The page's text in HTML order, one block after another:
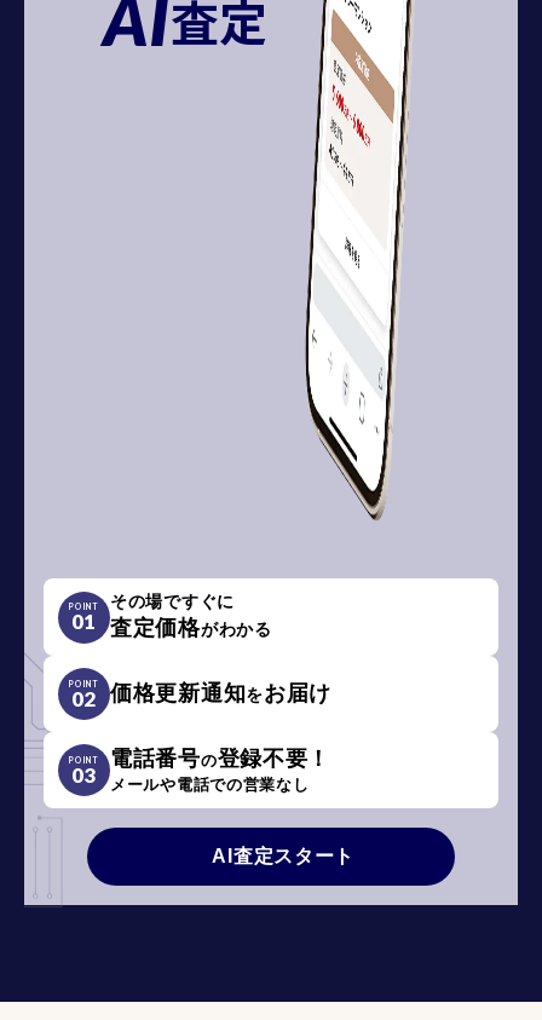
AI査定
POINT
01
その場ですぐに
査定価格がわかる
POINT
02 価格更新通知をお届け
POINT
03
電話番号の登録不要！
メールや電話での営業なし
AI査定スタート